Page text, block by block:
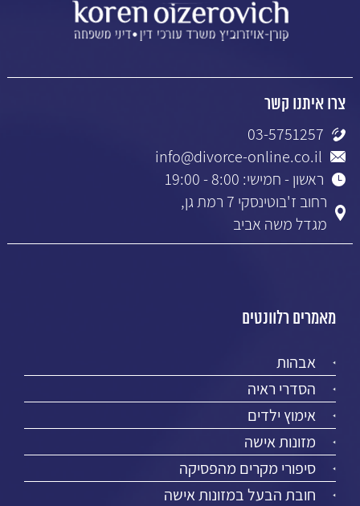
צרו איתנו קשר
03-5751257
info@divorce-online.co.il
ראשון - חמישי: 8:00 - 19:00
רחוב ז'בוטינסקי 7 רמת גן,
מגדל משה אביב
מאמרים רלוונטים
אבהות
הסדרי ראיה
אימוץ ילדים
מזונות אישה
סיפורי מקרים מהפסיקה
חובת הבעל במזונות אישה